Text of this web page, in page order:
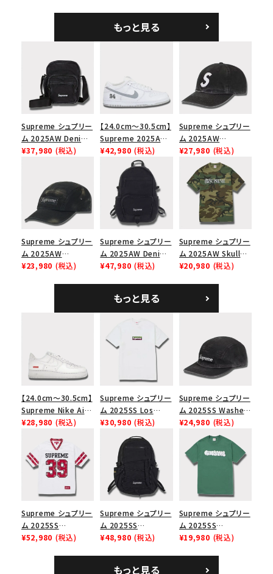
シックロゴ 6パネルキ
ャップ ブラック
もっと見る
Supreme シュプリー
ム 2025AW Denim
Shoulder Bag デニ
¥37,980 (税込)
【24.0cm～30.5cm】
Supreme 2025AW
Nike SB Dunk Low
ナイキ SB ダンク ロ
ー スニーカー ホワイ
¥42,980 (税込)
Supreme シュプリー
ム 2025AW
Pigment Coated
2-Tone S Logo 6-
Panel Cap ピグメン
トコーテッド 2トーン
エスロゴ 6パネルキャ
ップ ブラック
¥27,980 (税込)
Supreme シュプリー
ム 2025AW
Overdyed Camp
¥23,980 (税込)
Supreme シュプリー
ム 2025AW Denim
Backpack デニム バ
¥47,980 (税込)
Supreme シュプリー
ム 2025AW Skull
Tee スカル Tシャ
¥20,980 (税込)
もっと見る
【24.0cm～30.5cm】
Supreme Nike Air
Force 1 Low シュプ
ース１スニーカー シ
ューズ ホワイト
¥28,980 (税込)
Supreme シュプリー
ム 2025SS Los
Angeles Fire Relief
Box Logo Tee ファ
イヤーリリーフボック
スロゴTシャツ ホワ
イト 白
¥30,980 (税込)
Supreme シュプリー
ム 2025SS Washed
Chino Twill Camp
Cap ウォッシュチノツ
イルキャンプキャップ
ブラック 黒
¥24,980 (税込)
Supreme シュプリー
ム 2025SS
Bandana Football
¥52,980 (税込)
Supreme シュプリー
ム 2025SS
Backpack バックパッ
¥48,980 (税込)
Supreme シュプリー
ム 2025SS
Homerun Tee ホー
¥19,980 (税込)
もっと見る